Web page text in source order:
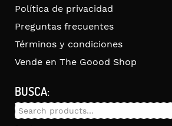
Política de privacidad
Preguntas frecuentes
Términos y condiciones
Vende en The Goood Shop
BUSCA:
Search